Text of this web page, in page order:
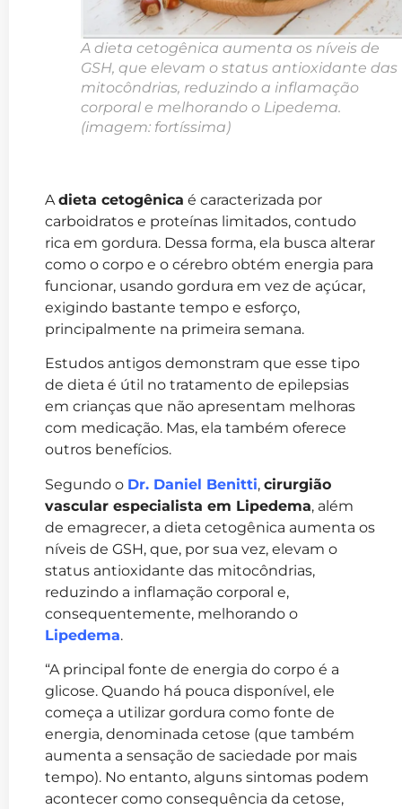
A dieta cetogênica aumenta os níveis de
GSH, que elevam o status antioxidante das
mitocôndrias, reduzindo a inflamação
corporal e melhorando o Lipedema.
(imagem: fortíssima)
Adieta cetogênica é caracterizada por
carboidratos e proteínas limitados, contudo
rica em gordura. Dessa forma, ela busca alterar
como o corpo e o cérebro obtém energia para
funcionar, usando gordura em vez de açúcar,
exigindo bastante tempo e esforço,
principalmente na primeira semana.
Estudos antigos demonstram que esse tipo
de dieta é útil no tratamento de epilepsias
em crianças que não apresentam melhoras
com medicação. Mas, ela também oferece
outros benefícios.
Segundo o Dr. Daniel Benitti, cirurgião
vascular especialista em Lipedema, além
de emagrecer, a dieta cetogênica aumenta os
níveis de GSH, que, por sua vez, elevam o
status antioxidante das mitocôndrias,
reduzindo a inflamação corporal e,
consequentemente, melhorando o
Lipedema.
“A principal fonte de energia do corpo é a
glicose. Quando há pouca disponível, ele
começa a utilizar gordura como fonte de
energia, denominada cetose (que também
aumenta a sensação de saciedade por mais
tempo). No entanto, alguns sintomas podem
acontecer como consequência da cetose,